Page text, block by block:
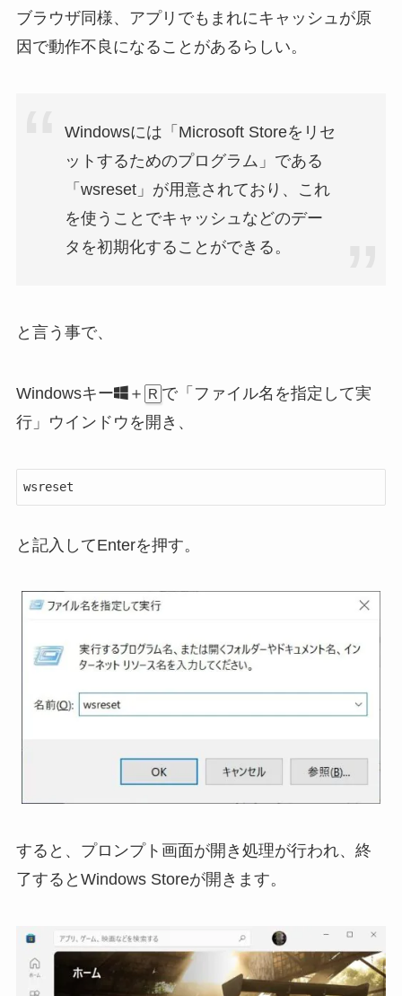
ブラウザ同様、アプリでもまれにキャッシュが原
因で動作不良になることがあるらしい。
Windowsには「Microsoft Storeをリセ
ットするためのプログラム」である
「wsreset」が用意されており、これ
を使うことでキャッシュなどのデー
タを初期化することができる。
と言う事で、
Windowsキー ＋ R で「ファイル名を指定して実
行」ウインドウを開き、
wsreset
と記入してEnterを押す。
すると、プロンプト画面が開き処理が行われ、終
了するとWindows Storeが開きます。